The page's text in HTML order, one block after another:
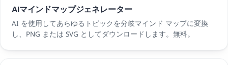
AIマインドマップジェネレーター
AI を使用してあらゆるトピックを分岐マインド マップに変換
し、PNG または SVG としてダウンロードします。無料。